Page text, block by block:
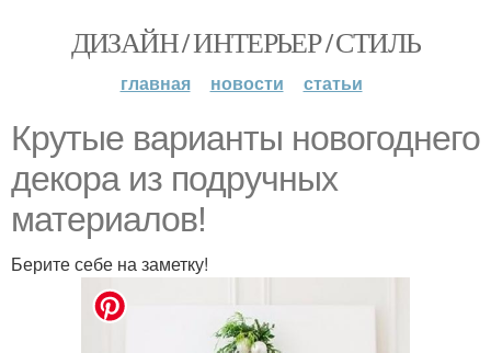
ДИЗАЙН / ИНТЕРЬЕР / СТИЛЬ
главная новости статьи
Крутые варианты новогоднего
декора из подручных
материалов!
Берите себе на заметку!